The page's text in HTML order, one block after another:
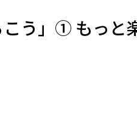
う」① もっと